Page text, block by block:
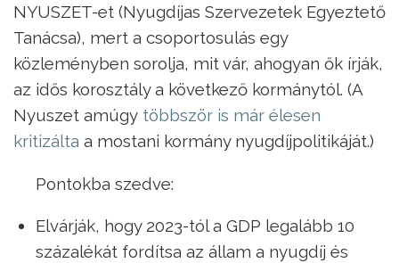
NYUSZET-et (Nyugdíjas Szervezetek Egyeztető
Tanácsa), mert a csoportosulás egy
közleményben sorolja, mit vár, ahogyan ők írják,
az idős korosztály a következő kormánytól. (A
Nyuszet amúgy többször is már élesen
kritizálta a mostani kormány nyugdíjpolitikáját.)
Pontokba szedve:
Elvárják, hogy 2023-tól a GDP legalább 10
százalékát fordítsa az állam a nyugdíj és